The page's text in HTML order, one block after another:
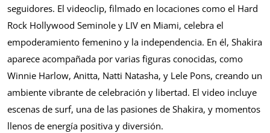
seguidores. El videoclip, filmado en locaciones como el Hard
Rock Hollywood Seminole y LIV en Miami, celebra el
empoderamiento femenino y la independencia. En él, Shakira
aparece acompañada por varias figuras conocidas, como
Winnie Harlow, Anitta, Natti Natasha, y Lele Pons, creando un
ambiente vibrante de celebración y libertad. El video incluye
escenas de surf, una de las pasiones de Shakira, y momentos
llenos de energía positiva y diversión.